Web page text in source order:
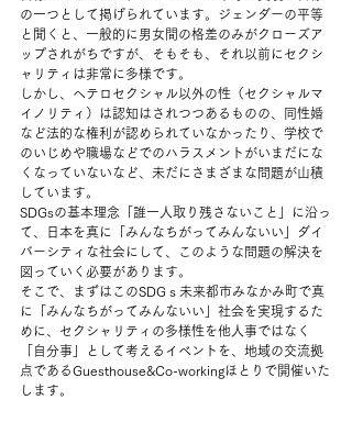
の一つとして掲げられています。ジェンダーの平等
と聞くと、一般的に男女間の格差のみがクローズア
ップされがちですが、そもそも、それ以前にセクシ
ャリティは非常に多様です。
しかし、ヘテロセクシャル以外の性（セクシャルマ
イノリティ）は認知はされつつあるものの、同性婚
など法的な権利が認められていなかったり、学校で
のいじめや職場などでのハラスメントがいまだにな
くなっていないなど、未だにさまざまな問題が山積
しています。
SDGsの基本理念「誰一人取り残さないこと」に沿っ
て、日本を真に「みんなちがってみんないい」ダイ
バーシティな社会にして、このような問題の解決を
図っていく必要があります。
そこで、まずはこのSDGｓ未来都市みなかみ町で真
に「みんなちがってみんないい」社会を実現するた
めに、セクシャリティの多様性を他人事ではなく
「自分事」として考えるイベントを、地域の交流拠
点であるGuesthouse&Co-workingほとりで開催いた
します。